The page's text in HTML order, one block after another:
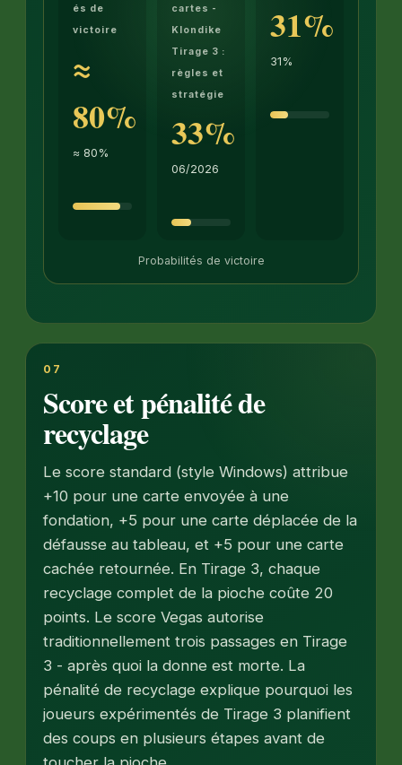
és de
victoire
≈
80%
≈ 80%
cartes -
Klondike
Tirage 3 :
règles et
stratégie
33%
06/2026
31%
31%
Probabilités de victoire
07
Score et pénalité de
recyclage
Le score standard (style Windows) attribue
+10 pour une carte envoyée à une
fondation, +5 pour une carte déplacée de la
défausse au tableau, et +5 pour une carte
cachée retournée. En Tirage 3, chaque
recyclage complet de la pioche coûte 20
points. Le score Vegas autorise
traditionnellement trois passages en Tirage
3 - après quoi la donne est morte. La
pénalité de recyclage explique pourquoi les
joueurs expérimentés de Tirage 3 planifient
des coups en plusieurs étapes avant de